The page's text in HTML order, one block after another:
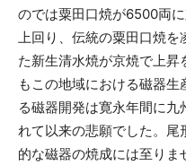
のでは粟田口焼が6500両
上回り、伝統の粟田口焼を
た新生清水焼が京焼で上昇
もこの地域における磁器
る磁器開発は寛永年間に
れて以来の悲願でした。尾
的な磁器の焼成には至り